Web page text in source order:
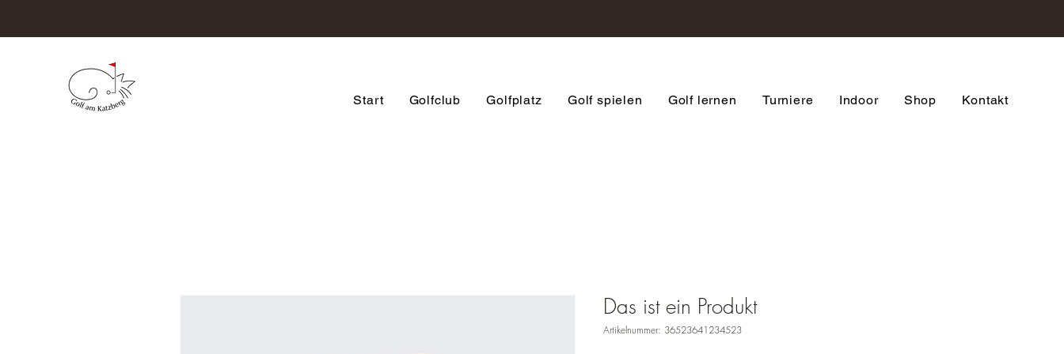
Start Golfclub Golfplatz Golf spielen Golf lernen Turniere Indoor Shop Kontakt
Das ist ein Produkt
Artikelnummer: 36523641234523